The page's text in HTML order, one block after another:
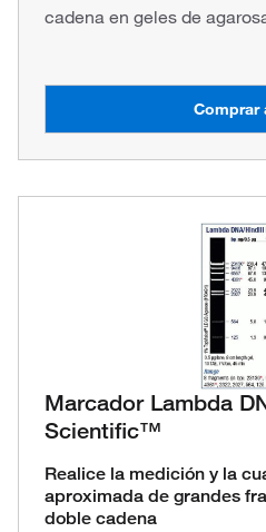
cadena en geles de
Comprar
Marcador Lambda
Scientific™
Realice la medición y la
aproximada de grandes
doble cadena